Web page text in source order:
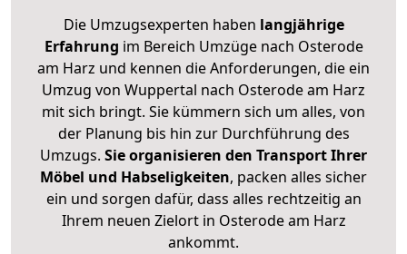
Die Umzugsexperten haben langjährige
Erfahrung im Bereich Umzüge nach Osterode
am Harz und kennen die Anforderungen, die ein
Umzug von Wuppertal nach Osterode am Harz
mit sich bringt. Sie kümmern sich um alles, von
der Planung bis hin zur Durchführung des
Umzugs. Sie organisieren den Transport Ihrer
Möbel und Habseligkeiten, packen alles sicher
ein und sorgen dafür, dass alles rechtzeitig an
Ihrem neuen Zielort in Osterode am Harz
ankommt.